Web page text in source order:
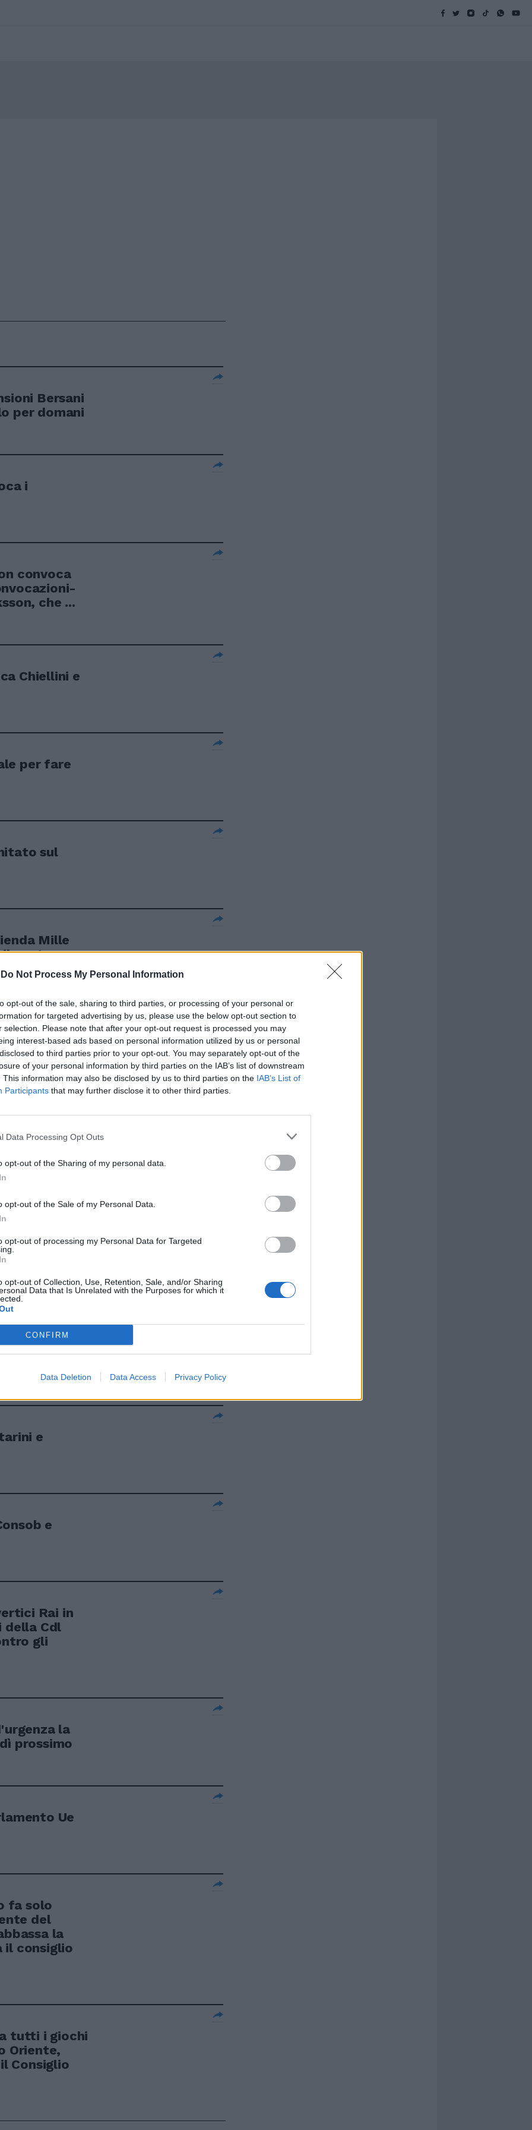
Do Not Process My Personal Information
opt-out of the sale, sharing to third parties, or processing of your personal or
for targeted advertising by us, please use the below opt-out section to
selection. Please note that after your opt-out request is processed you may
interest-based ads based on personal information utilized by us or personal
to third parties prior to your opt-out. You may separately opt-out of the
of your personal information by third parties on the IAB’s list of downstream
This information may also be disclosed by us to third parties on the IAB’s List of
Participants that may further disclose it to other third parties.
Data Processing Opt Outs
opt-out of the Sharing of my personal data.
opt-out of the Sale of my Personal Data.
opt-out of processing my Personal Data for Targeted
opt-out of Collection, Use, Retention, Sale, and/or Sharing
Data that Is Unrelated with the Purposes for which it
CONFIRM
Data Deletion Data Access Privacy Policy
Bersani
per domani
i
convoca
che ...
Chiellini e
per fare
sul
Mille
il posto
baby per
chiesta
San Paolo
Roma-
del
e
e
Rai in
della Cdl
gli
la
prossimo
Ue
fa solo
del
la
il consiglio
tutti i giochi
Oriente,
Consiglio